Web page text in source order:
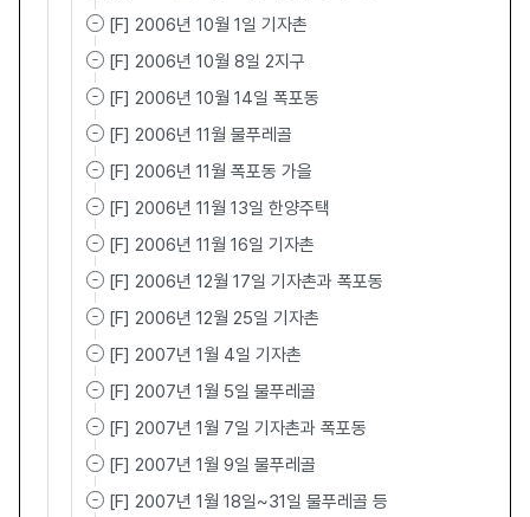
[F] 2006년 10월 1일 기자촌
[F] 2006년 10월 8일 2지구
[F] 2006년 10월 14일 폭포동
[F] 2006년 11월 물푸레골
[F] 2006년 11월 폭포동 가을
[F] 2006년 11월 13일 한양주택
[F] 2006년 11월 16일 기자촌
[F] 2006년 12월 17일 기자촌과 폭포동
[F] 2006년 12월 25일 기자촌
[F] 2007년 1월 4일 기자촌
[F] 2007년 1월 5일 물푸레골
[F] 2007년 1월 7일 기자촌과 폭포동
[F] 2007년 1월 9일 물푸레골
[F] 2007년 1월 18일~31일 물푸레골 등